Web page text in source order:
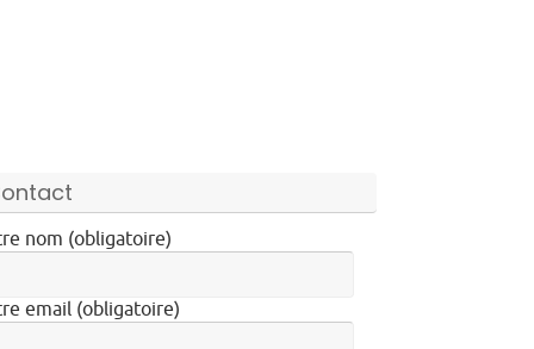
nom (obligatoire)
email (obligatoire)